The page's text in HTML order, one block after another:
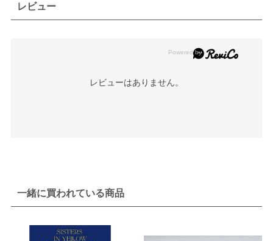
レビュー
レビューはありません。
一緒に買われている商品